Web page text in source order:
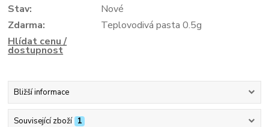
Stav:
Nové
Zdarma:
Teplovodivá pasta 0.5g
Hlídat cenu /
dostupnost
Bližší informace
Související zboží 1